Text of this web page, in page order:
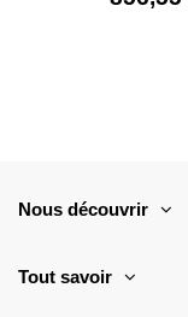
Nous découvrir
Tout savoir